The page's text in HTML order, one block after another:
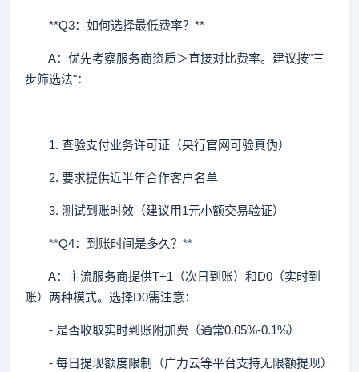
**Q3：如何选择最低费率？**
A：优先考察服务商资质＞直接对比费率。建议按"三
步筛选法"：
1. 查验支付业务许可证（央行官网可验真伪）
2. 要求提供近半年合作客户名单
3. 测试到账时效（建议用1元小额交易验证）
**Q4：到账时间是多久？**
A：主流服务商提供T+1（次日到账）和D0（实时到
账）两种模式。选择D0需注意：
- 是否收取实时到账附加费（通常0.05%-0.1%）
- 每日提现额度限制（广力云等平台支持无限额提现）